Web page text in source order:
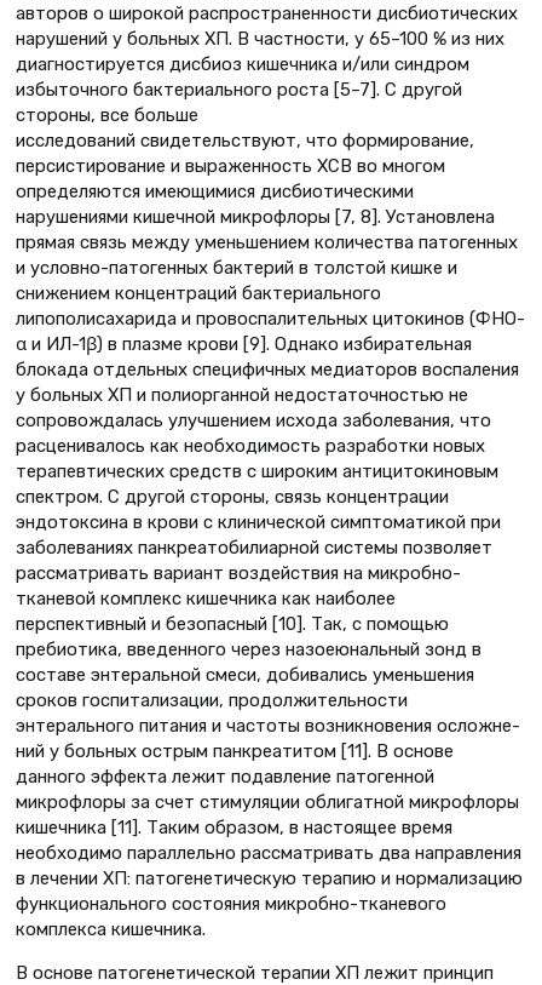
авторов о широкой распространенности дисбиотических
нарушений у больных ХП. В частности, у 65–100 % из них
диагностируется дисбиоз кишечника и/или синдром
избыточного бактериального роста [5–7]. С другой
стороны, все больше
исследований свидетельствуют, что формирование,
персистирование и выраженность ХСВ во многом
определяются имеющимися дисбиотическими
нарушениями кишечной микрофлоры [7, 8]. Установлена
прямая связь между уменьшением количества патогенных
и условно-патогенных бактерий в толстой кишке и
снижением концентраций бактериального
липополисахарида и провоспалительных цитокинов (ФНО-
α и ИЛ-1β) в плазме крови [9]. Однако избирательная
блокада отдельных специфичных медиаторов воспаления
у больных ХП и полиорганной недостаточностью не
сопровождалась улучшением исхода заболевания, что
расценивалось как необходимость разработки новых
терапевтических средств с широким антицитокиновым
спектром. С другой стороны, связь концентрации
эндотоксина в крови с клинической симптоматикой при
заболеваниях панкреатобилиарной системы позволяет
рассматривать вариант воздействия на микробно-
тканевой комплекс кишечника как наиболее
перспективный и безопасный [10]. Так, с помощью
пребиотика, введенного через назоеюнальный зонд в
составе энтеральной смеси, добивались уменьшения
сроков госпитализации, продолжительности
энтерального питания и частоты возникновения осложне-
ний у больных острым панкреатитом [11]. В основе
данного эффекта лежит подавление патогенной
микрофлоры за счет стимуляции облигатной микрофлоры
кишечника [11]. Таким образом, в настоящее время
необходимо параллельно рассматривать два направления
в лечении ХП: патогенетическую терапию и нормализацию
функционального состояния микробно-тканевого
комплекса кишечника.
В основе патогенетической терапии ХП лежит принцип